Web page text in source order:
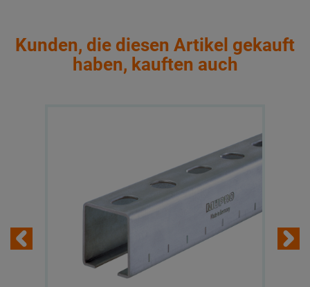
Kunden, die diesen Artikel gekauft
haben, kauften auch